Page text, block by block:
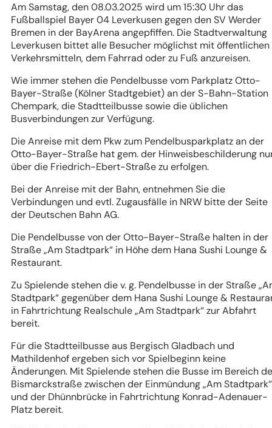
Am Samstag, den 08.03.2025 wird um 15:30 Uhr das
Fußballspiel Bayer 04 Leverkusen gegen den SV Werder
Bremen in der BayArena angepfiffen. Die Stadtverwaltung
Leverkusen bittet alle Besucher möglichst mit öffentlichen
Verkehrsmitteln, dem Fahrrad oder zu Fuß anzureisen.
Wie immer stehen die Pendelbusse vom Parkplatz Otto-
Bayer-Straße (Kölner Stadtgebiet) an der S-Bahn-Station
Chempark, die Stadtteilbusse sowie die üblichen
Busverbindungen zur Verfügung.
Die Anreise mit dem Pkw zum Pendelbusparkplatz an der
Otto-Bayer-Straße hat gem. der Hinweisbeschilderung
über die Friedrich-Ebert-Straße zu erfolgen.
Bei der Anreise mit der Bahn, entnehmen Sie die
Verbindungen und evtl. Zugausfälle in NRW bitte der Seite
der Deutschen Bahn AG.
Die Pendelbusse von der Otto-Bayer-Straße halten in der
Straße „Am Stadtpark“ in Höhe dem Hana Sushi Lounge &
Restaurant.
Zu Spielende stehen die v. g. Pendelbusse in der Straße
Stadtpark“ gegenüber dem Hana Sushi Lounge &
in Fahrtrichtung Realschule „Am Stadtpark“ zur Abfahrt
bereit.
Für die Stadtteilbusse aus Bergisch Gladbach und
Mathildenhof ergeben sich vor Spielbeginn keine
Änderungen. Mit Spielende stehen die Busse im Bereich
Bismarckstraße zwischen der Einmündung „Am Stadtpark“
und der Dhünnbrücke in Fahrtrichtung Konrad-Adenauer-
Platz bereit.